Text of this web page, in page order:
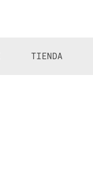
TIENDA